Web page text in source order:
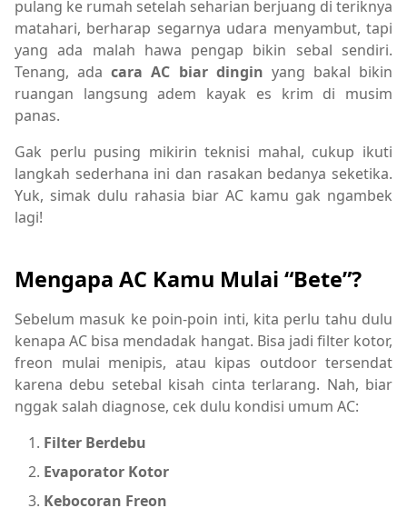
pulang ke rumah setelah seharian berjuang di teriknya
matahari, berharap segarnya udara menyambut, tapi
yang ada malah hawa pengap bikin sebal sendiri.
Tenang, adacara AC biar dingin yang bakal bikin
ruangan langsung adem kayak es krim di musim
panas.
Gak perlu pusing mikirin teknisi mahal, cukup ikuti
langkah sederhana ini dan rasakan bedanya seketika.
Yuk, simak dulu rahasia biar AC kamu gak ngambek
lagi!
Mengapa AC Kamu Mulai “Bete”?
Sebelum masuk ke poin-poin inti, kita perlu tahu dulu
kenapa AC bisa mendadak hangat. Bisa jadi filter kotor,
freon mulai menipis, atau kipas outdoor tersendat
karena debu setebal kisah cinta terlarang. Nah, biar
nggak salah diagnose, cek dulu kondisi umum AC:
Filter Berdebu
Evaporator Kotor
Kebocoran Freon